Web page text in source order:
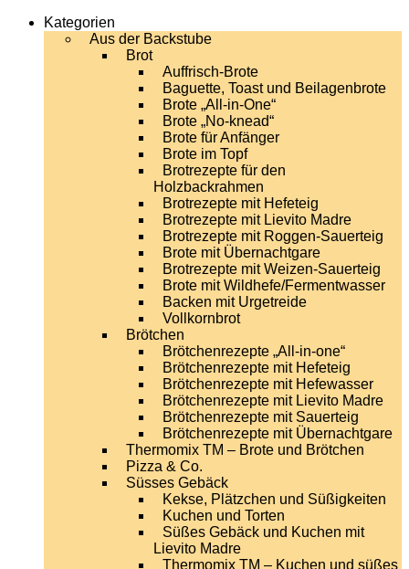
Kategorien
Aus der Backstube
Brot
Auffrisch-Brote
Baguette, Toast und Beilagenbrote
Brote „All-in-One“
Brote „No-knead“
Brote für Anfänger
Brote im Topf
Brotrezepte für den
Holzbackrahmen
Brotrezepte mit Hefeteig
Brotrezepte mit Lievito Madre
Brotrezepte mit Roggen-Sauerteig
Brote mit Übernachtgare
Brotrezepte mit Weizen-Sauerteig
Brote mit Wildhefe/Fermentwasser
Backen mit Urgetreide
Vollkornbrot
Brötchen
Brötchenrezepte „All-in-one“
Brötchenrezepte mit Hefeteig
Brötchenrezepte mit Hefewasser
Brötchenrezepte mit Lievito Madre
Brötchenrezepte mit Sauerteig
Brötchenrezepte mit Übernachtgare
Thermomix TM – Brote und Brötchen
Pizza & Co.
Süsses Gebäck
Kekse, Plätzchen und Süßigkeiten
Kuchen und Torten
Süßes Gebäck und Kuchen mit
Lievito Madre
Thermomix TM – Kuchen und süßes